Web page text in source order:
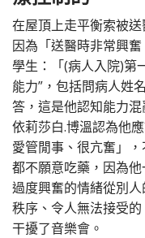
在屋頂上走平衡索被
因為「送醫時非常興
學生：「(病人入院)第
能力”，包括問病人姓
答，這是他認知能力
依莉莎白.博溫認為他
愛管閒事、很亢奮」
都不願意吃藥，因為
過度興奮的情緒從別
秩序、令人無法接受
干擾了音樂會。